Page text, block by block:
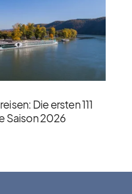
Die ersten 111
Saison 2026